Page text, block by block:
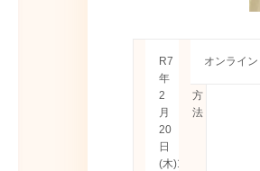
R7
年
2
月
20
日
(木)10:00
方
法
オンライン